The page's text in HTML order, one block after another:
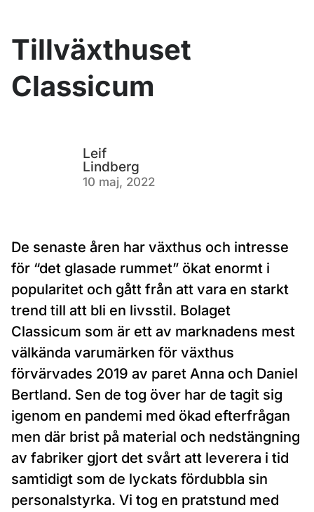
Tillväxthuset
Classicum
Leif
Lindberg
10 maj, 2022
De senaste åren har växthus och intresse
för “det glasade rummet” ökat enormt i
popularitet och gått från att vara en starkt
trend till att bli en livsstil. Bolaget
Classicum som är ett av marknadens mest
välkända varumärken för växthus
förvärvades 2019 av paret Anna och Daniel
Bertland. Sen de tog över har de tagit sig
igenom en pandemi med ökad efterfrågan
men där brist på material och nedstängning
av fabriker gjort det svårt att leverera i tid
samtidigt som de lyckats fördubbla sin
personalstyrka. Vi tog en pratstund med